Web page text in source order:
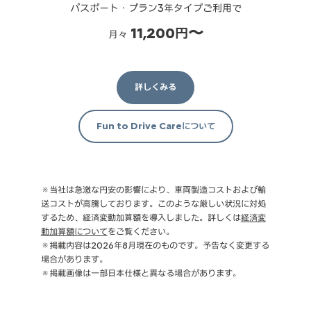
パスポート・プラン3年タイプご利用で
月々 11,200円〜
詳しくみる
Fun to Drive Careについて
※当社は急激な円安の影響により、車両製造コストおよび輸
送コストが高騰しております。このような厳しい状況に対処
するため、経済変動加算額を導入しました。詳しくは経済変
動加算額についてをご覧ください。
※掲載内容は2026年8月現在のものです。予告なく変更する
場合があります。
※掲載画像は一部日本仕様と異なる場合があります。